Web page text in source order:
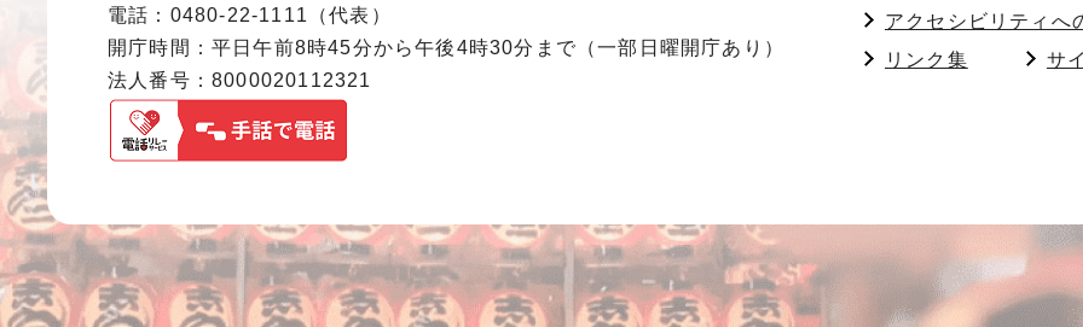
電話：0480-22-1111（代表）
開庁時間：平日午前8時45分から午後4時30分まで（一部日曜開庁あり）
法人番号：8000020112321
アクセシビリティへ
リンク集
サ